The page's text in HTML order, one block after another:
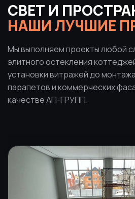
СВЕТ И
НАШИ ЛУЧШИЕ
Мы выполняем проекты любой
элитного остекления
установки витражей до
парапетов и коммерческих
качестве АП-ГРУПП.